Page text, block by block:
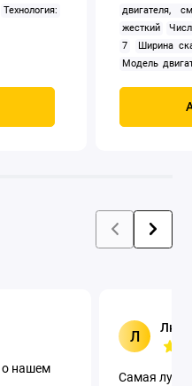
Технология:
двигателя,
жесткий
7
Ширина
Модель
о нашем
Л
Самая